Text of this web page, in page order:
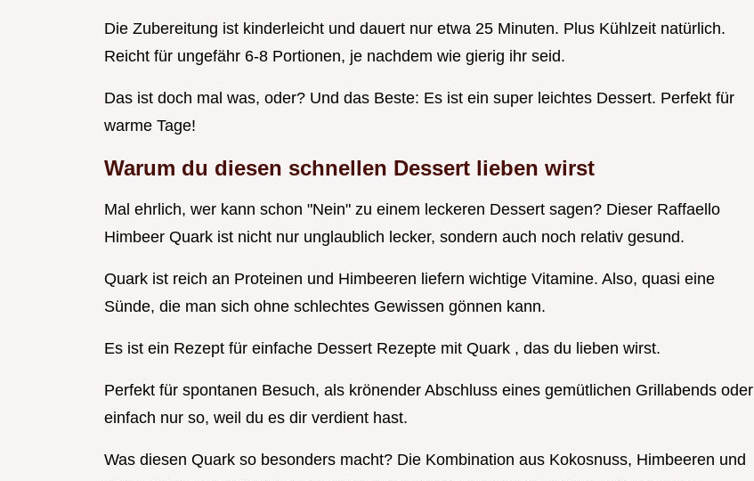
Die Zubereitung ist kinderleicht und dauert nur etwa 25 Minuten. Plus Kühlzeit natürlich.
Reicht für ungefähr 6-8 Portionen, je nachdem wie gierig ihr seid.
Das ist doch mal was, oder? Und das Beste: Es ist ein super leichtes Dessert. Perfekt für
warme Tage!
Warum du diesen schnellen Dessert lieben wirst
Mal ehrlich, wer kann schon "Nein" zu einem leckeren Dessert sagen? Dieser Raffaello
Himbeer Quark ist nicht nur unglaublich lecker, sondern auch noch relativ gesund.
Quark ist reich an Proteinen und Himbeeren liefern wichtige Vitamine. Also, quasi eine
Sünde, die man sich ohne schlechtes Gewissen gönnen kann.
Es ist ein Rezept für einfache Dessert Rezepte mit Quark , das du lieben wirst.
Perfekt für spontanen Besuch, als krönender Abschluss eines gemütlichen Grillabends oder
einfach nur so, weil du es dir verdient hast.
Was diesen Quark so besonders macht? Die Kombination aus Kokosnuss, Himbeeren und